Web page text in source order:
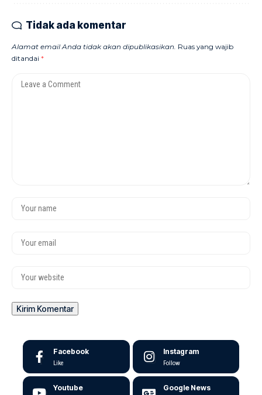
Tidak ada komentar
Alamat email Anda tidak akan dipublikasikan. Ruas yang wajib
ditandai *
Facebook
Like
Instagram
Follow
Youtube Google News